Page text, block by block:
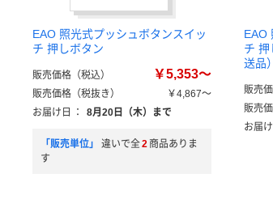
EAO 照光式プッシュボタンスイッ
チ 押しボタン
販売価格（税込） ￥5,353～
販売価格（税抜き）
￥4,867～
お届け日
： 8月20日（木）まで
「販売単位」 違いで全2 商品ありま
す
EAO
チ 押
送品）
販売
販売
お届